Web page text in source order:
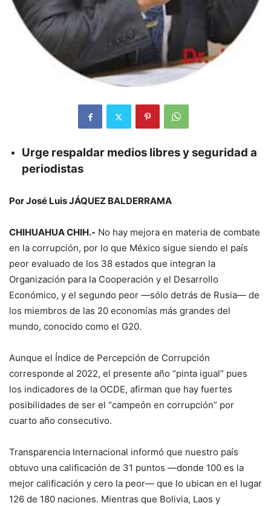
Urge respaldar medios libres y seguridad a
periodistas
Por José Luis JÁQUEZ BALDERRAMA
CHIHUAHUA CHIH.- No hay mejora en materia de combate
en la corrupción, por lo que México sigue siendo el país
peor evaluado de los 38 estados que integran la
Organización para la Cooperación y el Desarrollo
Económico, y el segundo peor —sólo detrás de Rusia— de
los miembros de las 20 economías más grandes del
mundo, conocido como el G20.
Aunque el Índice de Percepción de Corrupción
corresponde al 2022, el presente año “pinta igual” pues
los indicadores de la OCDE, afirman que hay fuertes
posibilidades de ser el “campeón en corrupción” por
cuarto año consecutivo.
Transparencia Internacional informó que nuestro país
obtuvo una calificación de 31 puntos —donde 100 es la
mejor calificación y cero la peor— que lo ubican en el lugar
126 de 180 naciones. Mientras que Bolivia, Laos y